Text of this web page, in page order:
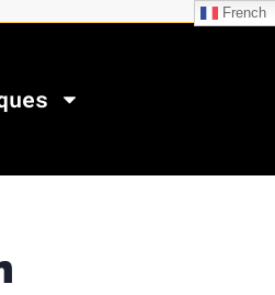
French